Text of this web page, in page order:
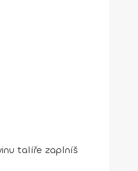
talíře zaplníš